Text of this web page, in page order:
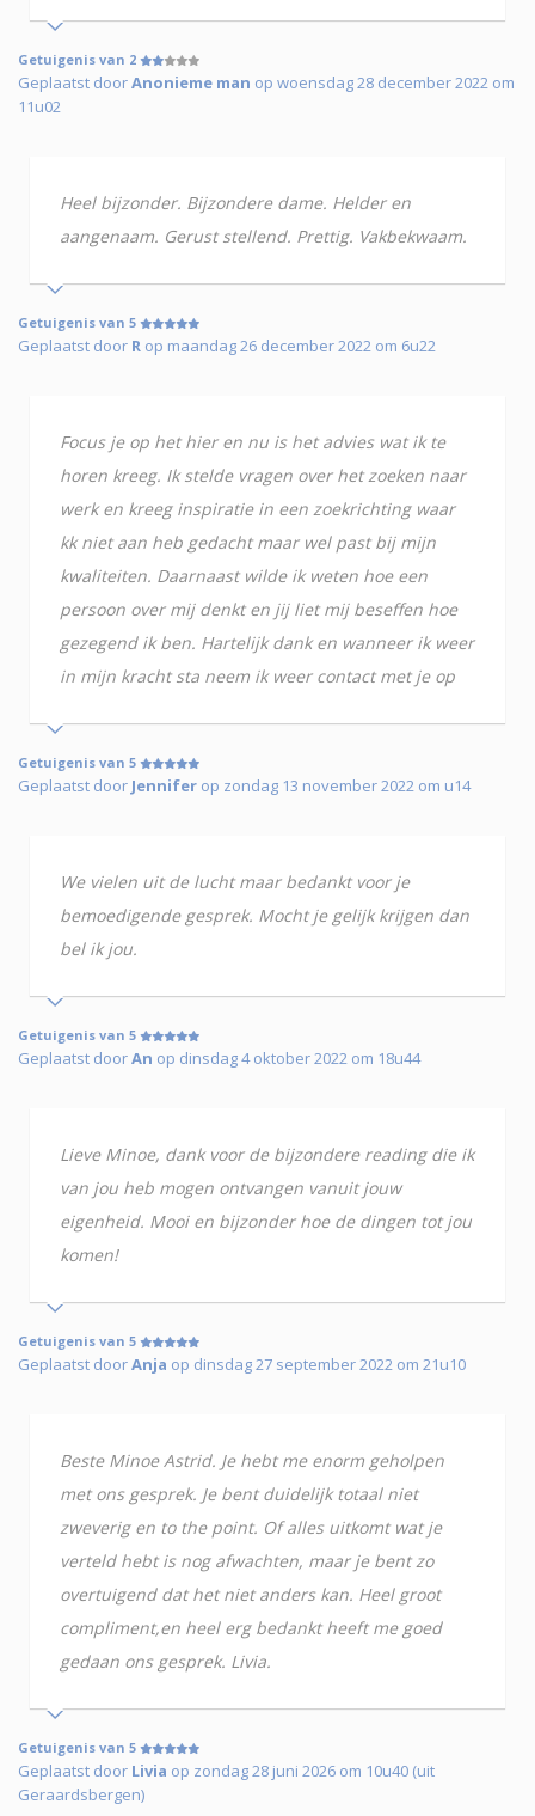
Getuigenis van 2
Geplaatst doorAnonieme man op woensdag 28 december 2022 om
11u02
Heel bijzonder. Bijzondere dame. Helder en
aangenaam. Gerust stellend. Prettig. Vakbekwaam.
Getuigenis van 5
Geplaatst door R op maandag 26 december 2022 om 6u22
Focus je op het hier en nu is het advies wat ik te
horen kreeg. Ik stelde vragen over het zoeken naar
werk en kreeg inspiratie in een zoekrichting waar
kk niet aan heb gedacht maar wel past bij mijn
kwaliteiten. Daarnaast wilde ik weten hoe een
persoon over mij denkt en jij liet mij beseffen hoe
gezegend ik ben. Hartelijk dank en wanneer ik weer
in mijn kracht sta neem ik weer contact met je op
Getuigenis van 5
Geplaatst door Jennifer op zondag 13 november 2022 om u14
We vielen uit de lucht maar bedankt voor je
bemoedigende gesprek. Mocht je gelijk krijgen dan
bel ik jou.
Getuigenis van 5
Geplaatst doorAn op dinsdag 4 oktober 2022 om 18u44
Lieve Minoe, dank voor de bijzondere reading die ik
van jou heb mogen ontvangen vanuit jouw
eigenheid. Mooi en bijzonder hoe de dingen tot jou
komen!
Getuigenis van 5
Geplaatst doorAnja op dinsdag 27 september 2022 om 21u10
Beste Minoe Astrid. Je hebt me enorm geholpen
met ons gesprek. Je bent duidelijk totaal niet
zweverig en to the point. Of alles uitkomt wat je
verteld hebt is nog afwachten, maar je bent zo
overtuigend dat het niet anders kan. Heel groot
compliment,en heel erg bedankt heeft me goed
gedaan ons gesprek. Livia.
Getuigenis van 5
Geplaatst door Livia op zondag 28 juni 2026 om 10u40 (uit
Geraardsbergen)